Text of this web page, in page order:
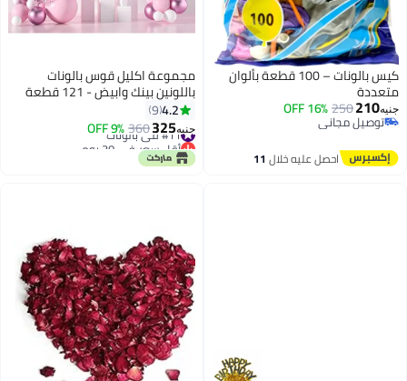
كيس بالونات – 100 قطعة بألوان
متعددة
جنيه210
250
16% OFF
توصيل مجاني
توصيل مجاني
احصل عليه خلال 11
مجموعة اكليل قوس بالونات
باللونين بينك وابيض - 121 قطعة
بيضاء للفتيات الصغيرات لتزيين
حفلات استقبال المولود والخطوبة
والكشف عن جنس المولود زهري
4.2
9
جنيه325
360
9% OFF #11 في بالونات
أقل سعر في 30 يوم
#11 في بالونات